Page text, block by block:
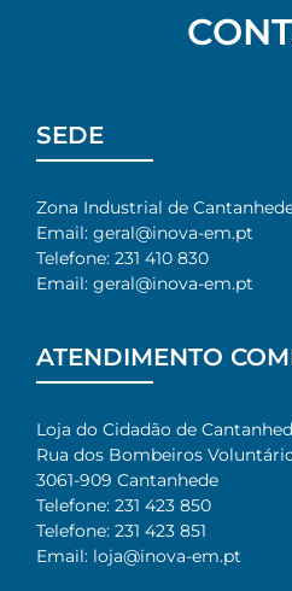
SEDE
Zona Industrial de
Email: geral@inova-em.pt
Telefone: 231 410 830
Email: geral@inova-em.pt
ATENDIMENTO
Loja do Cidadão de
Rua dos Bombeiros
3061-909 Cantanhede​
Telefone: 231 423 850​
Telefone: 231 423 851​
Email: loja@inova-em.pt​